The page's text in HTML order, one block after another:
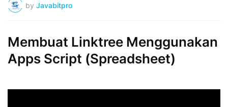
by Javabitpro
Membuat Linktree Menggunakan
Apps Script (Spreadsheet)